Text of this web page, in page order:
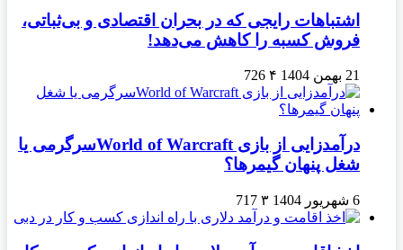
اشتباهات رایجی که در بحران اقتصادی و بی‌ثباتی،
فروش کسبه را کاهش می‌دهد!
21 بهمن 1404 ۴ 726
درآمدزایی از بازی World of Warcraftسرگرمی یا
شغل پنهان گیمرها؟
6 شهریور 1404 ۳ 717